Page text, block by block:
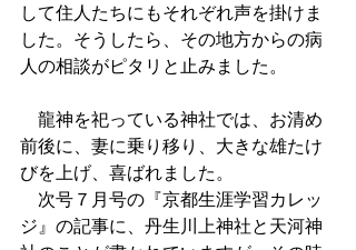
して住人たちにもそれぞれ声を掛けま
した。そうしたら、その地方からの病
人の相談がピタリと止みました。
龍神を祀っている神社では、お清め
前後に、妻に乗り移り、大きな雄たけ
びを上げ、喜ばれました。
次号７月号の『京都生涯学習カレッ
ジ』の記事に、丹生川上神社と天河神